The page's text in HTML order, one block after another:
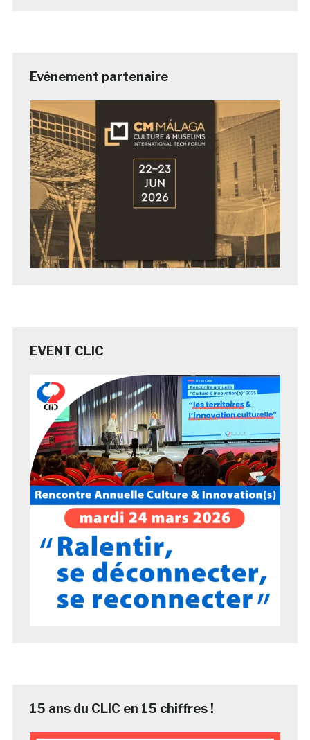
Evénement partenaire
EVENT CLIC
15 ans du CLIC en 15 chiffres !